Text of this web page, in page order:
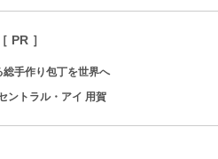
［ PR ］
総手作り包丁を世界へ
ントラル・アイ 用賀